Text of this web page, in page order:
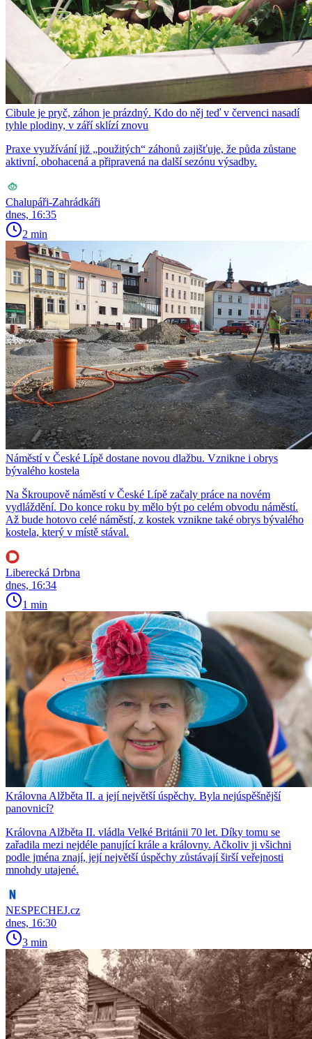
Cibule je pryč, záhon je prázdný. Kdo do něj teď v červenci nasadí
tyhle plodiny, v září sklízí znovu
Praxe využívání již „použitých“ záhonů zajišťuje, že půda zůstane
aktivní, obohacená a připravená na další sezónu výsadby.
Chalupáři-Zahrádkáři
dnes, 16:35
2 min
Náměstí v České Lípě dostane novou dlažbu. Vznikne i obrys
bývalého kostela
Na Škroupově náměstí v České Lípě začaly práce na novém
vydláždění. Do konce roku by mělo být po celém obvodu náměstí.
Až bude hotovo celé náměstí, z kostek vznikne také obrys bývalého
kostela, který v místě stával.
Liberecká Drbna
dnes, 16:34
1 min
Královna Alžběta II. a její největší úspěchy. Byla nejúspěšnější
panovnicí?
Královna Alžběta II. vládla Velké Británii 70 let. Díky tomu se
zařadila mezi nejdéle panující krále a královny. Ačkoliv ji všichni
podle jména znají, její největší úspěchy zůstávají širší veřejnosti
mnohdy utajené.
NESPECHEJ.cz
dnes, 16:30
3 min